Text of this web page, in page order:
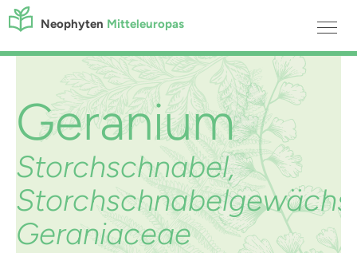
Neophyten Mitteleuropas
Geranium
Storchschnabel,
Storchschnabelgewächs,
Geraniaceae